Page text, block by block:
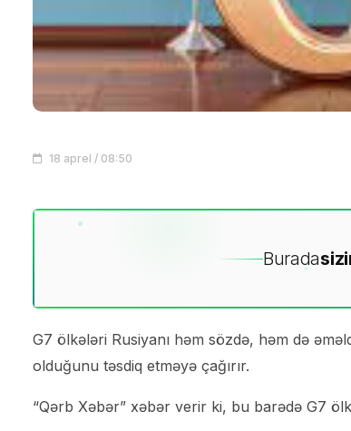
18 aprel / 08:50
Burada
G7 ölkələri Rusiyanı həm sözdə, həm də
olduğunu təsdiq etməyə çağırır.
“Qərb Xəbər” xəbər verir ki, bu barədə G7